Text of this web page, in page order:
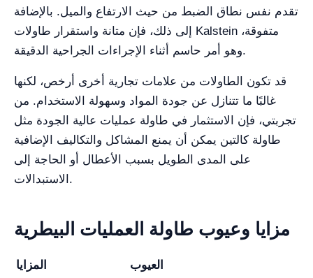
تقدم نفس نطاق الضبط من حيث الارتفاع والميل. بالإضافة
إلى ذلك، فإن متانة واستقرار طاولات Kalstein متفوقة،
وهو أمر حاسم أثناء الإجراءات الجراحية الدقيقة.
قد تكون الطاولات من علامات تجارية أخرى أرخص، لكنها
غالبًا ما تتنازل عن جودة المواد وسهولة الاستخدام. من
تجربتي، فإن الاستثمار في طاولة عمليات عالية الجودة مثل
طاولة كالتين يمكن أن يمنع المشاكل والتكاليف الإضافية
على المدى الطويل بسبب الأعطال أو الحاجة إلى
الاستبدالات.
مزايا وعيوب طاولة العمليات البيطرية
المزايا العيوب